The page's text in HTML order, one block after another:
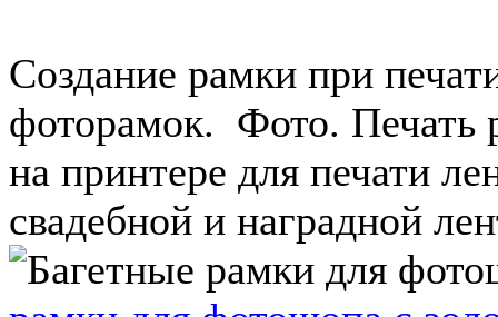
Создание рамки при
фоторамок. Фото. Печать
на принтере для печати
свадебной и наградной